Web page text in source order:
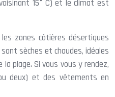
15° C) et le climat est
zones côtières désertiques
sèches et chaudes, idéales
plage. Si vous vous y rendez,
deux) et des vêtements en